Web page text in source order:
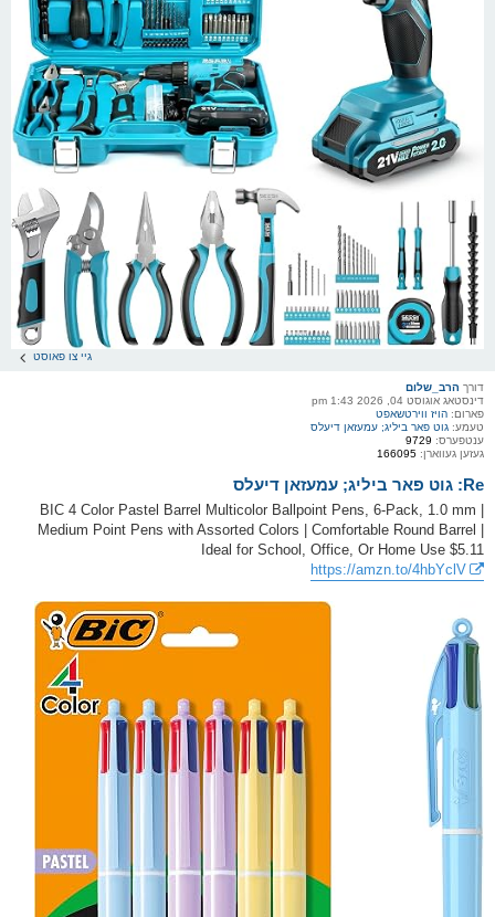
גיי צו פאוסט
דורך הרב_שלום
דינסטאג אוגוסט 04, 2026 1:43 pm
פארום: הויז ווירטשאפט
טעמע: גוט פאר ביליג; עמעזאן דיעלס
ענטפערס: 9729
געזען געווארן: 166095
Re: גוט פאר ביליג; עמעזאן דיעלס
BIC 4 Color Pastel Barrel Multicolor Ballpoint Pens, 6-Pack, 1.0 mm |
Medium Point Pens with Assorted Colors | Comfortable Round Barrel |
Ideal for School, Office, Or Home Use $5.11
https://amzn.to/4hbYclV